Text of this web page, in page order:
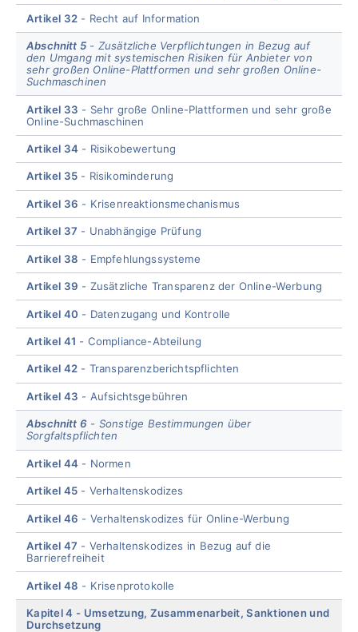
Artikel 32 Recht auf Information
Abschnitt 5
Zusätzliche Verpflichtungen in Bezug auf
den Umgang mit systemischen Risiken für Anbieter von
sehr großen Online-Plattformen und sehr großen Online-
Suchmaschinen
Artikel 33
Sehr große Online-Plattformen und sehr große
Online-Suchmaschinen
Artikel 34 Risikobewertung
Artikel 35 Risikominderung
Artikel 36 Krisenreaktionsmechanismus
Artikel 37 Unabhängige Prüfung
Artikel 38 Empfehlungssysteme
Artikel 39 Zusätzliche Transparenz der Online-Werbung
Artikel 40 Datenzugang und Kontrolle
Artikel 41 Compliance-Abteilung
Artikel 42 Transparenzberichtspflichten
Artikel 43 Aufsichtsgebühren
Abschnitt 6
Sonstige Bestimmungen über
Sorgfaltspflichten
Artikel 44 Normen
Artikel 45 Verhaltenskodizes
Artikel 46 Verhaltenskodizes für Online-Werbung
Artikel 47
Verhaltenskodizes in Bezug auf die
Barrierefreiheit
Artikel 48 Krisenprotokolle
Kapitel 4
Umsetzung, Zusammenarbeit, Sanktionen und
Durchsetzung